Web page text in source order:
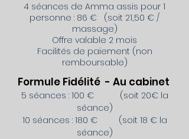
4 séances de Amma assis pour 1
personne : 86 € (soit 21.,50 € /
massage)
Offre valable 2 mois
Facilités de paiement (non
remboursable)
Formule Fidélité - Au cabinet
5 séances : 100 € (soit 20€ la
séance)
10 séances : 180 € (soit 18 € la
séance)